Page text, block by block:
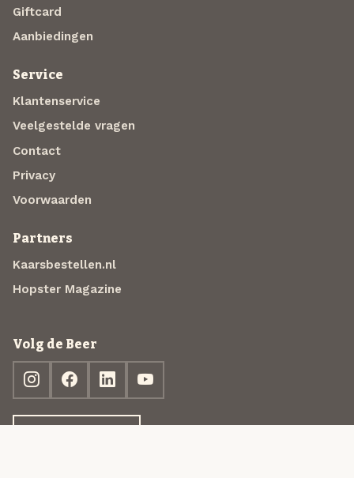
Giftcard
Aanbiedingen
Service
Klantenservice
Veelgestelde vragen
Contact
Privacy
Voorwaarden
Partners
Kaarsbestellen.nl
Hopster Magazine
Volg de Beer